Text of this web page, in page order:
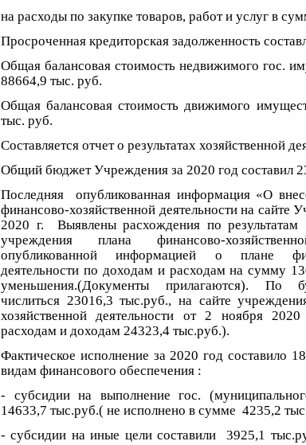
на расходы по закупке товаров, работ и услуг в
Просроченная кредиторская задолженность
Общая балансовая стоимость недвижимого гос.
88664,9 тыс. руб.
Общая балансовая стоимость движимого
тыс. руб.
Составляется отчет о результатах хозяйственной
Общий бюджет Учреждения за 2020 год составил
Последняя опубликованная информация «О
финансово-хозяйственной деятельности на сайте
2020 г. Выявлены расхождения по
учреждения плана финансово-
опубликованной информацией о плане
деятельности по доходам и расходам на сумму
уменьшения.(Документы прилагаются). По
числиться 23016,3 тыс.руб., на сайте
хозяйственной деятельности от 2 ноября
расходам и доходам 24323,4 тыс.руб.).
Фактическое исполнение за 2020 год составило
видам финансового обеспечения :
- субсидии на выполнение гос.
14633,7 тыс.руб.( не исполнено в сумме 4235,2
- субсидии на иные цели составили 3925,1